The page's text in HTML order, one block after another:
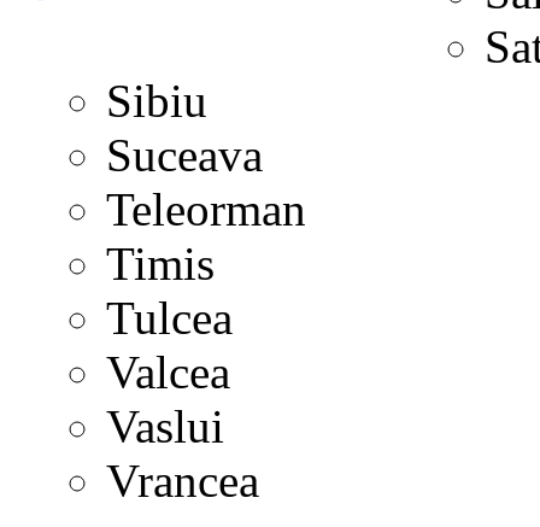
Sibiu
Suceava
Teleorman
Timis
Tulcea
Valcea
Vaslui
Vrancea